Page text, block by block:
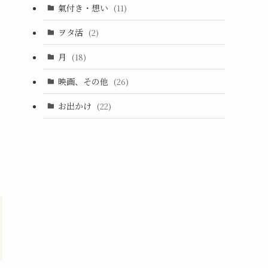
氣付き・想い (11)
ヲタ活 (2)
月 (18)
映画、その他 (26)
お出かけ (22)